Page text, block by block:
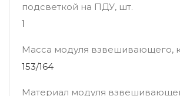
подсветкой на ПДУ, шт.
1
Масса модуля взвешивающего,
153/164
Материал модуля